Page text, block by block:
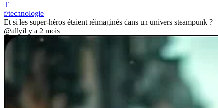
T
f/technologie
Et si les super-héros étaient réimaginés dans un univers steampunk ?
@allyil y a 2 mois